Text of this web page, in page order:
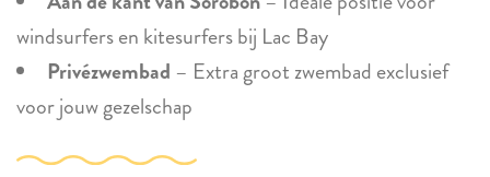
windsurfers en kitesurfers bij Lac Bay
Privézwembad – Extra groot zwembad exclusief
voor jouw gezelschap